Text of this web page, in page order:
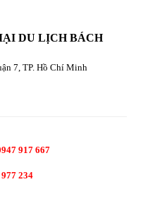
DU LỊCH BÁCH
7, TP. Hồ Chí Minh
917 667
234